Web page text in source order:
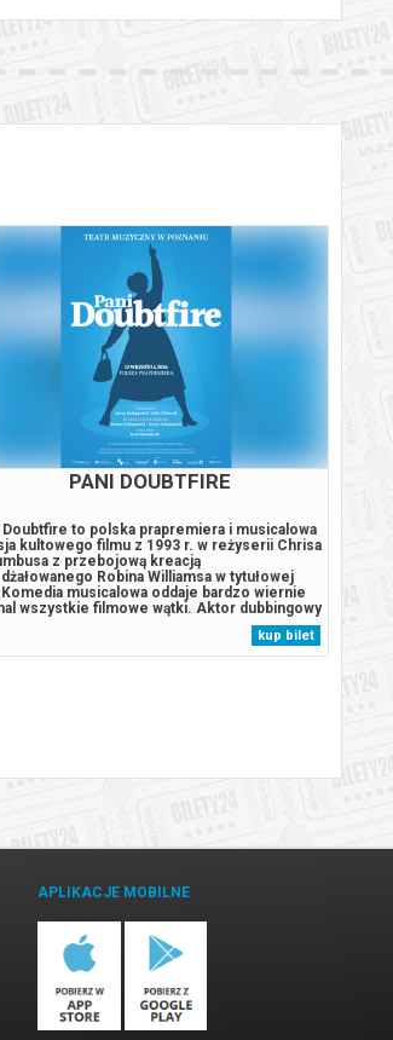
PANI DOUBTFIRE
Doubtfire to polska prapremiera i musicalowa
kultowego filmu z 1993 r. w reżyserii Chrisa
z przebojową kreacją
Robina Williamsa w tytułowej
musicalowa oddaje bardzo wiernie
wszystkie filmowe wątki. Aktor dubbingowy
traci pracę w studio z uwagi na swą
kreatywność, doprowadzającą do szału
Sam jest ojcem trójki dzieci,...
kup bilet
APLIKACJE MOBILNE